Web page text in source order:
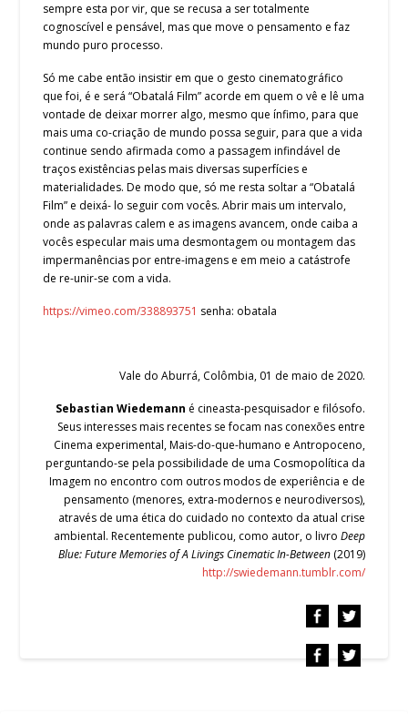
sempre esta por vir, que se recusa a ser totalmente
cognoscível e pensável, mas que move o pensamento e faz
mundo puro processo.
Só me cabe então insistir em que o gesto cinematográfico
que foi, é e será “Obatalá Film” acorde em quem o vê e lê uma
vontade de deixar morrer algo, mesmo que ínfimo, para que
mais uma co-criação de mundo possa seguir, para que a vida
continue sendo afirmada como a passagem infindável de
traços existências pelas mais diversas superfícies e
materialidades. De modo que, só me resta soltar a “Obatalá
Film” e deixá- lo seguir com vocês. Abrir mais um intervalo,
onde as palavras calem e as imagens avancem, onde caiba a
vocês especular mais uma desmontagem ou montagem das
impermanências por entre-imagens e em meio a catástrofe
de re-unir-se com a vida.
https://vimeo.com/338893751 senha: obatala
Vale do Aburrá, Colômbia, 01 de maio de 2020.
Sebastian Wiedemann é cineasta-pesquisador e filósofo.
Seus interesses mais recentes se focam nas conexões entre
Cinema experimental, Mais-do-que-humano e Antropoceno,
perguntando-se pela possibilidade de uma Cosmopolítica da
Imagem no encontro com outros modos de experiência e de
pensamento (menores, extra-modernos e neurodiversos),
através de uma ética do cuidado no contexto da atual crise
ambiental. Recentemente publicou, como autor, o livro Deep
Blue: Future Memories of A Livings Cinematic In-Between(2019)
http://swiedemann.tumblr.com/